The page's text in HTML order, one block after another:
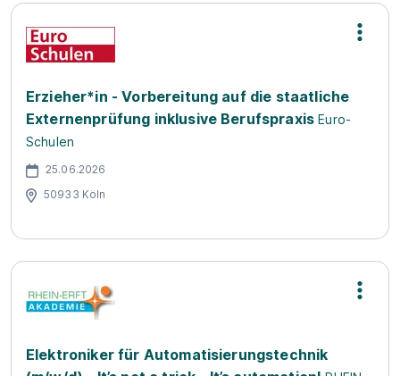
Erzieher*in - Vorbereitung auf die staatliche
Externenprüfung inklusive Berufspraxis Euro-
Schulen
25.06.2026
50933 Köln
Elektroniker für Automatisierungstechnik